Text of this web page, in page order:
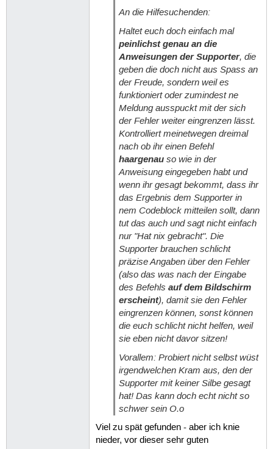
An die Hilfesuchenden:
Haltet euch doch einfach mal
peinlichst genau an die
Anweisungen der Supporter, die
geben die doch nicht aus Spass an
der Freude, sondern weil es
funktioniert oder zumindest ne
Meldung ausspuckt mit der sich
der Fehler weiter eingrenzen lässt.
Kontrolliert meinetwegen dreimal
nach ob ihr einen Befehl
haargenauso wie in der
Anweisung eingegeben habt und
wenn ihr gesagt bekommt, dass ihr
das Ergebnis dem Supporter in
nem Codeblock mitteilen sollt, dann
tut das auch und sagt nicht einfach
nur "Hat nix gebracht". Die
Supporter brauchen schlicht
präzise Angaben über den Fehler
(also das was nach der Eingabe
des Befehls auf dem Bildschirm
erscheint), damit sie den Fehler
eingrenzen können, sonst können
die euch schlicht nicht helfen, weil
sie eben nicht davor sitzen!
Vorallem: Probiert nicht selbst wüst
irgendwelchen Kram aus, den der
Supporter mit keiner Silbe gesagt
hat! Das kann doch echt nicht so
schwer sein O.o
Viel zu spät gefunden - aber ich knie
nieder, vor dieser sehr guten